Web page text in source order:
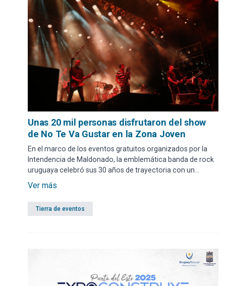
Unas 20 mil personas disfrutaron del show
de No Te Va Gustar en la Zona Joven
En el marco de los eventos gratuitos organizados por la
Intendencia de Maldonado, la emblemática banda de rock
uruguaya celebró sus 30 años de trayectoria con un
concierto cargado de emociones, donde residentes y
turistas vibraron al ritmo de una noche inolvidable.
Ver más
Tierra de eventos